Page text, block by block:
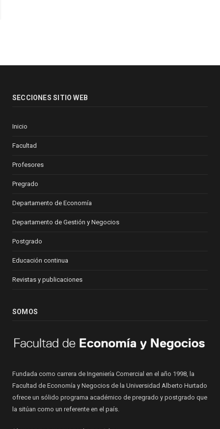
SECCIONES SITIO WEB
Inicio
Facultad
Profesores
Pregrado
Departamento de Economía
Departamento de Gestión y Negocios
Postgrado
Educación continua
Revistas y publicaciones
SOMOS
Fundada como carrera de Ingeniería Comercial en el año 1998, la
Facultad de Economía y Negocios de la Universidad Alberto Hurtado
ofrece un sólido programa académico de pregrado y postgrado que
la sitúan como un referente en el país.